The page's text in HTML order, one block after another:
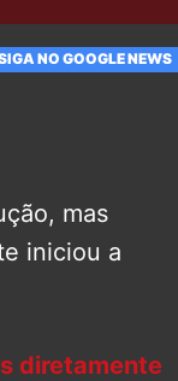
NO GOOGLE NEWS
mas
iniciou a
diretamente